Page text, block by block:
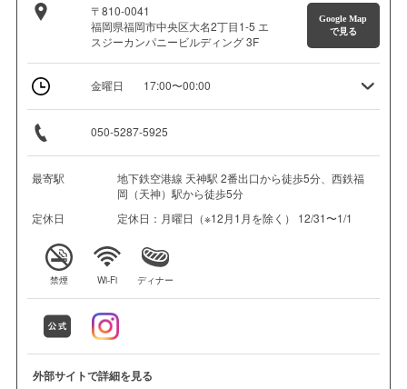
〒810-0041
福岡県福岡市中央区大名2丁目1-5 エ
スジーカンパニービルディング 3F
Google Map
で見る
金曜日 17:00〜00:00
050-5287-5925
最寄駅
地下鉄空港線 天神駅 2番出口から徒歩5分、西鉄福
岡（天神）駅から徒歩5分
定休日
定休日：月曜日（※12月1月を除く） 12/31〜1/1
禁煙 Wi-Fi ディナー
外部サイトで詳細を見る